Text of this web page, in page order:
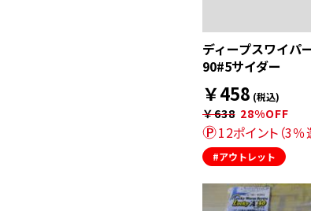
ディープスワイパ
90#5サイダー
￥458 (税込)
￥638 28%OFF
12ポイント（3％
#アウトレット